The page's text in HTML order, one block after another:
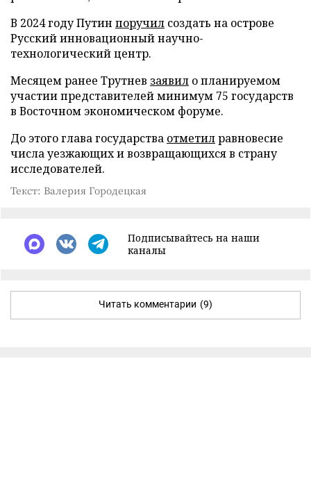
В 2024 году Путин поручил создать на острове
Русский инновационный научно-
технологический центр.
Месяцем ранее Трутнев заявил о планируемом
участии представителей минимум 75 государств
в Восточном экономическом форуме.
До этого глава государства отметилравновесие
числа уезжающих и возвращающихся в страну
исследователей.
Текст: Валерия Городецкая
Подписывайтесь на наши
каналы
Читать комментарии (9)